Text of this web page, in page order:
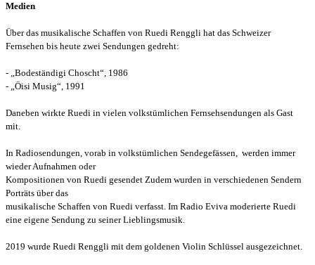
Medien
Über das musikalische Schaffen von Ruedi Renggli hat das Schweizer
Fernsehen bis heute zwei Sendungen gedreht:
- „Bodeständigi Choscht“, 1986
- „Öisi Musig“, 1991
Daneben wirkte Ruedi in vielen volkstümlichen Fernsehsendungen als Gast
mit.
In Radiosendungen, vorab in volkstümlichen Sendegefässen, werden immer
wieder Aufnahmen oder
Kompositionen von Ruedi gesendet Zudem wurden in verschiedenen Sendern
Porträts über das
musikalische Schaffen von Ruedi verfasst. Im Radio Eviva moderierte Ruedi
eine eigene Sendung zu seiner Lieblingsmusik.
2019 wurde Ruedi Renggli mit dem goldenen Violin Schlüssel ausgezeichnet.